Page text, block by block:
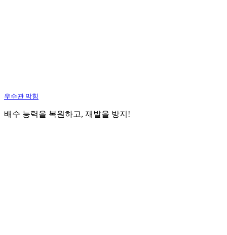
우수관 막힘
배수 능력을 복원하고, 재발을 방지!